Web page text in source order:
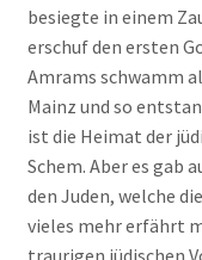
besiegte in einem
erschuf den ersten
Amrams schwamm
Mainz und so
ist die Heimat der
Schem. Aber es gab
den Juden, welche
vieles mehr erfährt
traurigen jüdischen